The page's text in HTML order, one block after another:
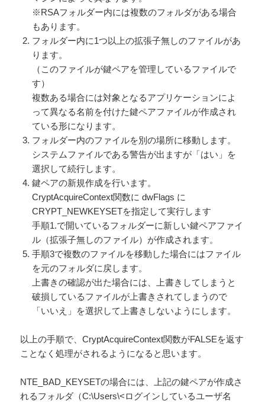
※RSAフォルダー内には複数のフォルダがある場合
もあります。
フォルダー内に1つ以上の拡張子無しのファイルがあ
ります。
（このファイルが鍵ペアを管理しているファイルで
す）
複数ある場合には対象となるアプリケーションによ
って異なる名前を付けた鍵ペアファイルが作成され
ている形になります。
フォルダー内のファイルを別の場所に移動します。
システムファイルである警告が出ますが「はい」を
選択して続行します。
鍵ペアの新規作成を行います。
CryptAcquireContext関数に dwFlags に
CRYPT_NEWKEYSETを指定して実行します
手順1.で開いているフォルダーに新しい鍵ペアファイ
ル（拡張子無しのファイル）が作成されます。
手順3で複数のファイルを移動した場合にはファイル
を元のフォルダに戻します。
上書きの確認が出た場合には、上書きしてしまうと
破損しているファイルが上書きされてしまうので
「いいえ」を選択して上書きしないようにします。
以上の手順で、CryptAcquireContext関数がFALSEを返す
ことなく処理がされるようになると思います。
NTE_BAD_KEYSETの場合には、上記の鍵ペアが作成さ
れるフォルダ（C:\Users\<ログインしているユーザ名